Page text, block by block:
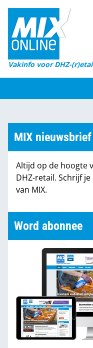
Vakinfo voor DHZ-
Home
Magazines
DHZ Sessie
Marktcijfers
Partners
MIX nieuwsbrief
Altijd op de hoogte
DHZ-retail. Schrijf
van MIX.
Word abonnee